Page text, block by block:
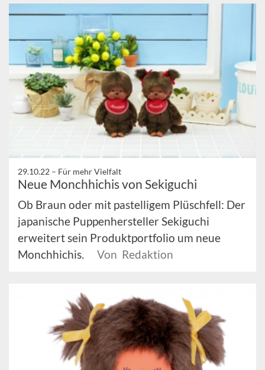
29.10.22 – Für mehr Vielfalt
Neue Monchhichis von Sekiguchi
Ob Braun oder mit pastelligem Plüschfell: Der
japanische Puppenhersteller Sekiguchi
erweitert sein Produktportfolio um neue
Monchhichis.
Von Redaktion